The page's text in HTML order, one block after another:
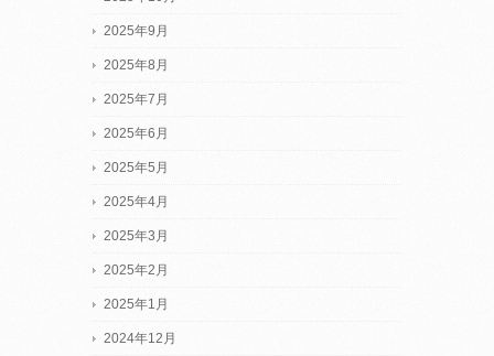
2025年9月
2025年8月
2025年7月
2025年6月
2025年5月
2025年4月
2025年3月
2025年2月
2025年1月
2024年12月